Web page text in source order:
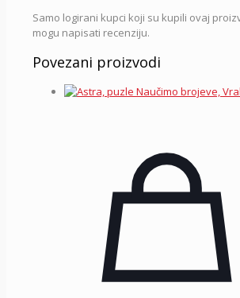
Samo logirani kupci koji su kupili ovaj
mogu napisati recenziju.
Povezani proizvodi